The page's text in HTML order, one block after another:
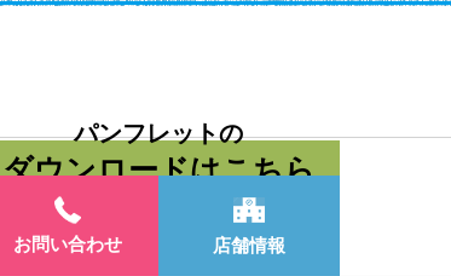
パンフレットの
ダウンロードはこちら
お問い合わせ 店舗情報